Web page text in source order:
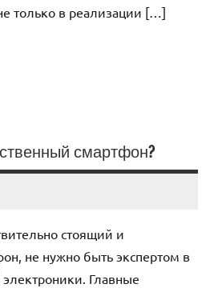
только в реализации […]
смартфон?
стоящий и
не нужно быть экспертом в
Главные